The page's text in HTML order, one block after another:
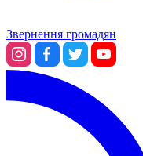
Звернення громадян